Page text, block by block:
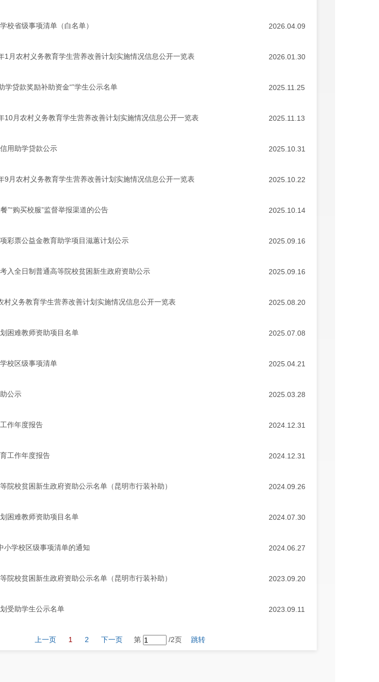
校省级事项清单（白名单） 2026.04.09
1月农村义务教育学生营养改善计划实施情况信息公开一览表 2026.01.30
学贷款奖励补助资金“”学生公示名单 2025.11.25
10月农村义务教育学生营养改善计划实施情况信息公开一览表 2025.11.13
用助学贷款公示 2025.10.31
9月农村义务教育学生营养改善计划实施情况信息公开一览表 2025.10.22
”“购买校服”监督举报渠道的公告 2025.10.14
彩票公益金教育助学项目滋蕙计划公示 2025.09.16
入全日制普通高等院校贫困新生政府资助公示 2025.09.16
村义务教育学生营养改善计划实施情况信息公开一览表 2025.08.20
困难教师资助项目名单 2025.07.08
校区级事项清单 2025.04.21
公示 2025.03.28
作年度报告 2024.12.31
工作年度报告 2024.12.31
院校贫困新生政府资助公示名单（昆明市行装补助） 2024.09.26
困难教师资助项目名单 2024.07.30
小学校区级事项清单的通知 2024.06.27
院校贫困新生政府资助公示名单（昆明市行装补助） 2023.09.20
受助学生公示名单 2023.09.11
上一页 1 2 下一页 第 /2页 跳转